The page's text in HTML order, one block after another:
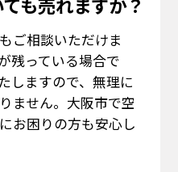
ご相談いただけま
残っている場合で
しますので、無理に
ません。大阪市で空
お困りの方も安心し